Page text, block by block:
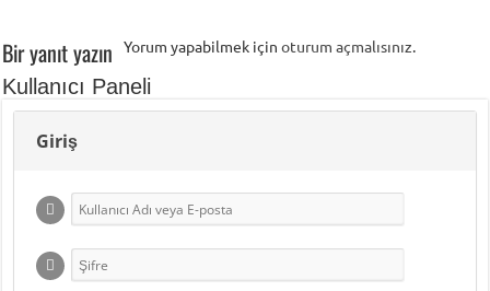
Bir yanıt yazın Yorum yapabilmek içinoturum açmalısınız
Kullanıcı Paneli
Giriş